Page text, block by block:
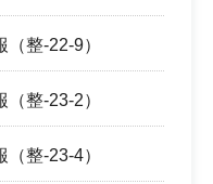
整-22-9）
整-23-2）
整-23-4）